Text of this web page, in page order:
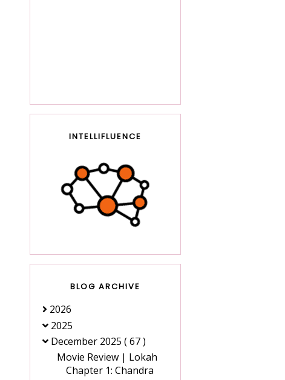
INTELLIFLUENCE
BLOG ARCHIVE
2026
2025
December 2025 ( 67 )
Movie Review | Lokah
Chapter 1: Chandra